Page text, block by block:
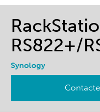
RS822+​/​
Synology